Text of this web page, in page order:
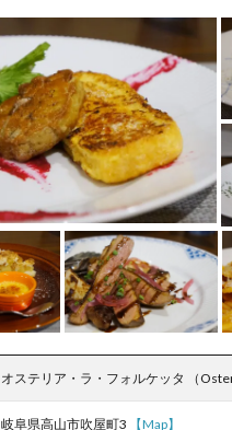
オステリア・ラ・フォルケッタ （
岐阜県高山市吹屋町3 【Map】